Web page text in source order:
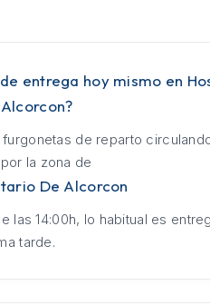
entrega hoy mismo en
de reparto
la zona de
De Alcorcon
las 14:00h, lo habitual es
tarde.